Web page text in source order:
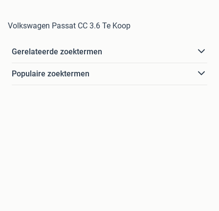
Volkswagen Passat CC 3.6 Te Koop
Gerelateerde zoektermen
Populaire zoektermen